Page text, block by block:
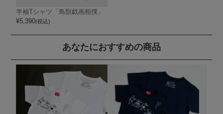
半袖Tシャツ「鳥獣戯画相撲」
¥5,390(税込)
あなたにおすすめの商品